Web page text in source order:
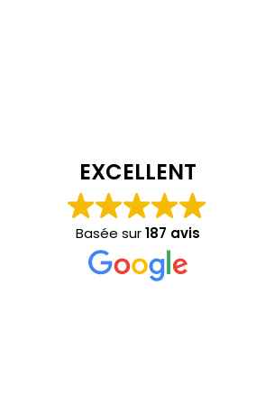
EXCELLENT
Basée sur187 avis
il y
Je
cette
a été très
douce et
long de la